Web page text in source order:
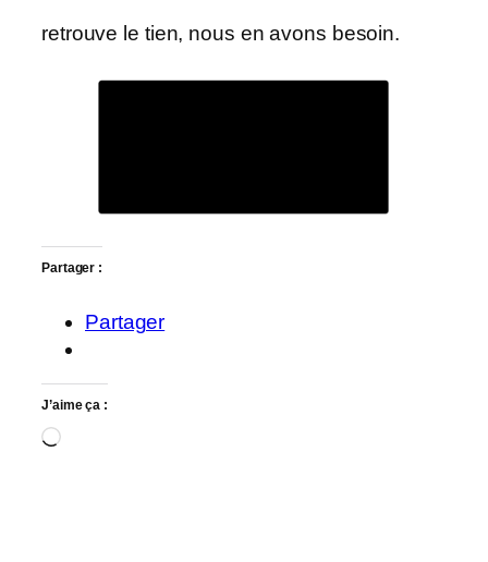
retrouve le tien, nous en avons besoin.
Partager :
Partager
J’aime ça :
Chargement…